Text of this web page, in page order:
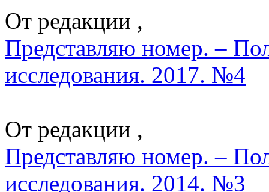
От редакции ,
Представляю номер. –
исследования. 2017. №4
От редакции ,
Представляю номер. –
исследования. 2014. №3